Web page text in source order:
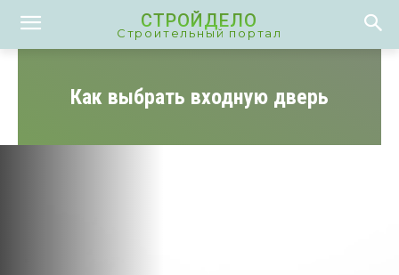
СТРОЙДЕЛО
Строительный портал
Как выбрать входную дверь